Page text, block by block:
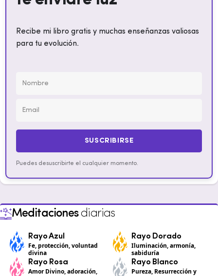
Recibe mi libro gratis y muchas enseñanzas valiosas
para tu evolución.
SUSCRIBIRSE
Puedes desuscribirte el cualquier momento.
Meditacionesdiarias
Rayo Azul
Fe, protección, voluntad
divina
Rayo Dorado
Iluminación, armonía,
sabiduría
Rayo Rosa
Amor Divino, adoración,
Rayo Blanco
Pureza, Resurrección y